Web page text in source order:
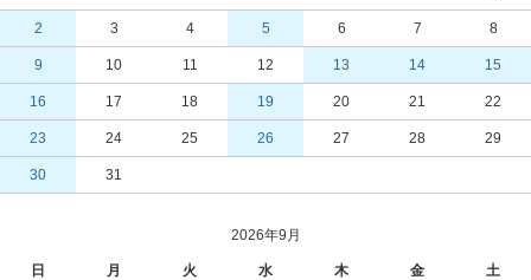
2 3 4 5 6 7 8
9 10 11 12 13 14 15
16 17 18 19 20 21 22
23 24 25 26 27 28 29
30 31
2026年9月
日 月 火 水 木 金 土